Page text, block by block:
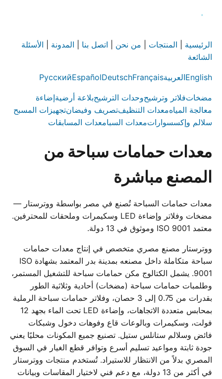
الرئيسية المنتجات من نحن اتصل بنا المدونة
الأسئلة
الشائعة
EnglishالعربيةFrançais
Deutsch
Español
Русский
مضخاتفلاتر وترشيحوحدات الترشيحبلاعة أرضيةإضاءة
معالجة المياهمعدات التنظيفتصريف وفيضانتجهيزات المسبح
سلالم وإكسسواراتمعدات السبامعدات المسابقات
معدات حمامات سباحة من
المصنع مباشرة
معدات حمامات السباحة تُصنع في مصر بواسطة ووترستار —
مضخات وفلاتر وإضاءة LED وسكيمرات وملحقات للمحترفين.
معتمد ISO 9001 وموثوق في 13 دولة.
ووترستار مصنع مصري متخصص في إنتاج معدات حمامات
سباحة متكاملة داخل مصنعه بمدينة بدر المعتمد بشهادة ISO
9001. يشمل الكتالوج مكن حمامات سباحة للتشغيل المستمر،
وطلمبات حمامات سباحة (مضخات) أحادية وثلاثية الطور
بقدرات من 0.75 إلى 3 حصان، وفلاتر حمامات سباحة الرملية
بمحابس متعددة الاتجاهات، وإضاءة LED تحت الماء بجهد 12
فولت، وسكيمرات وبالوعات قاع وفوهات دخول وشبكات
فائض وسلالم ستانلس ستيل. تصنيع جميع المكونات محليًا يعني
جودة ثابتة ومواعيد تسليم أسرع وتوافر قطع الغيار في السوق
المصري بدلاً من الانتظار للاستيراد. تُستخدم منتجات ووترستار
في أكثر من 13 دولة، مع دعم فني لاختيار المقاسات وبيانات